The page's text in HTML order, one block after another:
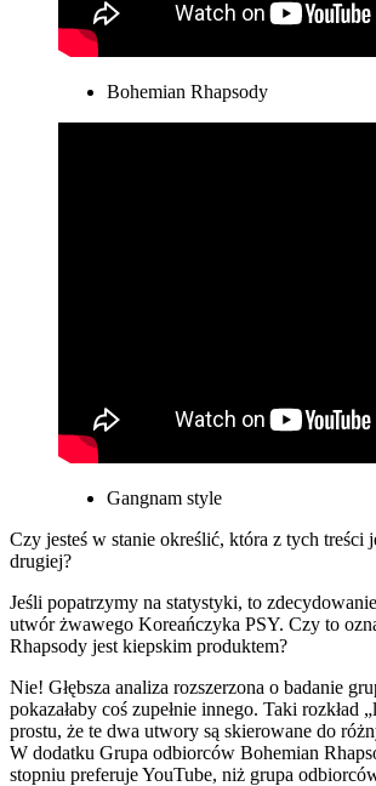
Bohemian Rhapsody
Gangnam style
Czy jesteś w stanie określić, która z tych treści
drugiej?
Jeśli popatrzymy na statystyki, to
utwór żwawego Koreańczyka PSY. Czy to
Rhapsody jest kiepskim produktem?
Nie! Głębsza analiza rozszerzona o badanie
pokazałaby coś zupełnie innego. Taki rozkład
prostu, że te dwa utwory są skierowane do
W dodatku Grupa odbiorców Bohemian
stopniu preferuje YouTube, niż grupa